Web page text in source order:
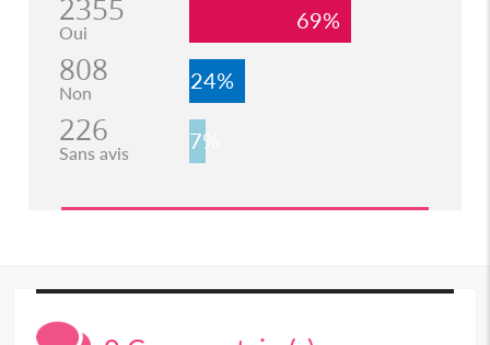
2355
Oui 69%
808
Non 24%
226
Sans avis 7%